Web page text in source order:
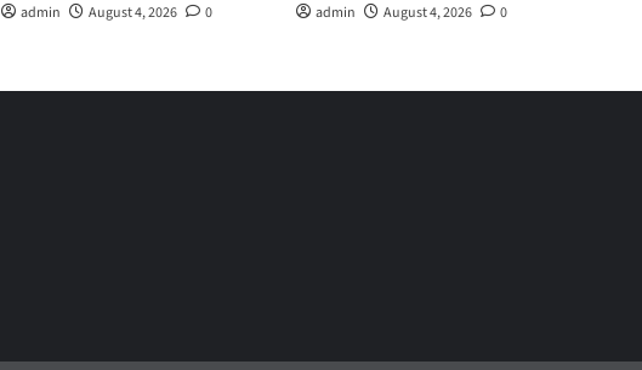
admin August 4, 2026 0 admin August 4, 2026 0